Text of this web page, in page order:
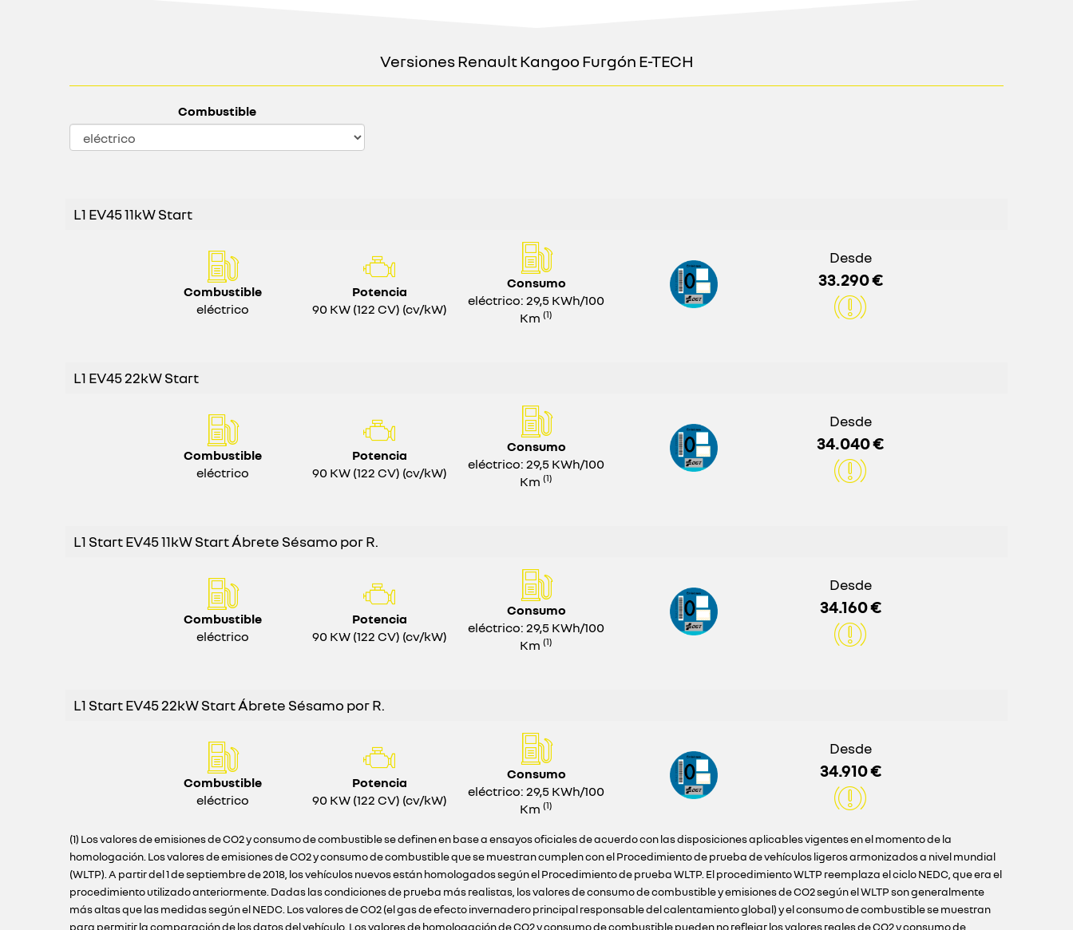
Versiones Renault Kangoo Furgón E-TECH
Combustible
L1 EV45 11kW Start
Combustible
eléctrico
Potencia
90 KW (122 CV) (cv/kW)
Consumo
eléctrico: 29,5 KWh/100
Km(1)
Desde
33.290 €
L1 EV45 22kW Start
Combustible
eléctrico
Potencia
90 KW (122 CV) (cv/kW)
Consumo
eléctrico: 29,5 KWh/100
Km(1)
Desde
34.040 €
L1 Start EV45 11kW Start Ábrete Sésamo por R.
Combustible
eléctrico
Potencia
90 KW (122 CV) (cv/kW)
Consumo
eléctrico: 29,5 KWh/100
Km(1)
Desde
34.160 €
L1 Start EV45 22kW Start Ábrete Sésamo por R.
Combustible
eléctrico
Potencia
90 KW (122 CV) (cv/kW)
Consumo
eléctrico: 29,5 KWh/100
Km(1)
Desde
34.910 €
(1) Los valores de emisiones de CO2 y consumo de combustible se definen en base a ensayos oficiales de acuerdo con las disposiciones aplicables vigentes en el momento de la
homologación. Los valores de emisiones de CO2 y consumo de combustible que se muestran cumplen con el Procedimiento de prueba de vehículos ligeros armonizados a nivel mundial
(WLTP). A partir del 1 de septiembre de 2018, los vehículos nuevos están homologados según el Procedimiento de prueba WLTP. El procedimiento WLTP reemplaza el ciclo NEDC, que era el
procedimiento utilizado anteriormente. Dadas las condiciones de prueba más realistas, los valores de consumo de combustible y emisiones de CO2 según el WLTP son generalmente
más altas que las medidas según el NEDC. Los valores de CO2 (el gas de efecto invernadero principal responsable del calentamiento global) y el consumo de combustible se muestran
para permitir la comparación de los datos del vehículo. Los valores de homologación de CO2 y consumo de combustible pueden no reflejar los valores reales de CO2 y consumo de